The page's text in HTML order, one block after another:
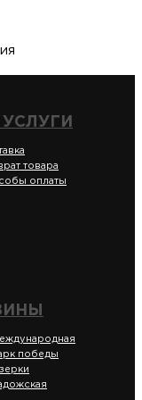
товара
оплаты
победы